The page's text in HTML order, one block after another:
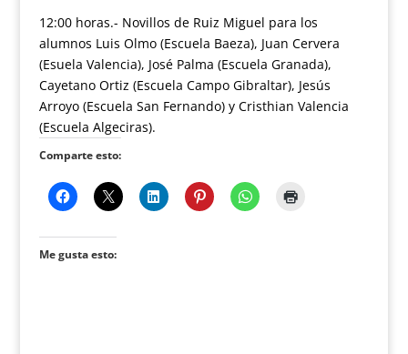
12:00 horas.- Novillos de Ruiz Miguel para los
alumnos Luis Olmo (Escuela Baeza), Juan Cervera
(Esuela Valencia), José Palma (Escuela Granada),
Cayetano Ortiz (Escuela Campo Gibraltar), Jesús
Arroyo (Escuela San Fernando) y Cristhian Valencia
(Escuela Algeciras).
Comparte esto:
Me gusta esto: